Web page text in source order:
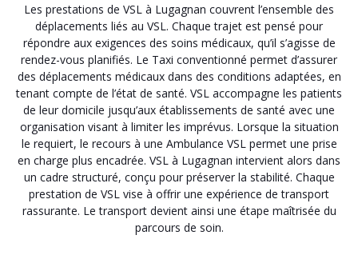
Les prestations de VSL à Lugagnan couvrent l’ensemble des
déplacements liés au VSL. Chaque trajet est pensé pour
répondre aux exigences des soins médicaux, qu’il s’agisse de
rendez-vous planifiés. Le Taxi conventionné permet d’assurer
des déplacements médicaux dans des conditions adaptées, en
tenant compte de l’état de santé. VSL accompagne les patients
de leur domicile jusqu’aux établissements de santé avec une
organisation visant à limiter les imprévus. Lorsque la situation
le requiert, le recours à une Ambulance VSL permet une prise
en charge plus encadrée. VSL à Lugagnan intervient alors dans
un cadre structuré, conçu pour préserver la stabilité. Chaque
prestation de VSL vise à offrir une expérience de transport
rassurante. Le transport devient ainsi une étape maîtrisée du
parcours de soin.